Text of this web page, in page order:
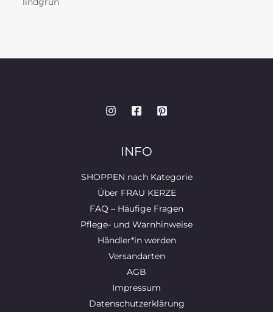
INFO
SHOPPEN nach Kategorie
Über FRAU KERZE
FAQ – Häufige Fragen
Pflege- und Warnhinweise
Händler*in werden
Versandarten
AGB
Impressum
Datenschutzerklärung